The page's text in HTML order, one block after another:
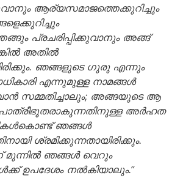
ആര്യസമാജത്തെക്കുറിച്ചും
പ്രചരിപ്പിക്കുവാനും അങ്ങ്
അതില്‍
ഞങ്ങളുടെ ഗുരു എന്നും
എന്നുമുള്ള നാമങ്ങള്‍
സമ്മതിച്ചാലും; അങ്ങയുടെ ആ
അര്‍ഹത
ഞങ്ങള്‍
ശ്രമിക്കുന്നതായിരിക്കും.
മുന്നില്‍ ഞങ്ങള്‍ വെറും
ഉപദേശം നല്‍കിയാലും.”